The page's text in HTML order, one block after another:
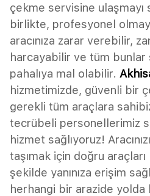
çekme servisine
birlikte, profesyonel
aracınıza zarar verebilir,
harcayabilir ve tüm bunlar
pahalıya mal olabilir.
hizmetimizde, güvenli bir
gerekli tüm araçlara
tecrübeli personellerimiz
hizmet sağlıyoruz!
taşımak için doğru araçları
şekilde yanınıza erişim
herhangi bir arazide yolda